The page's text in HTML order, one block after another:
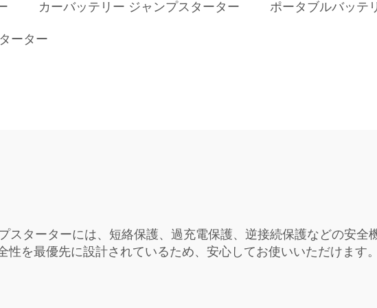
カーバッテリー ジャンプスターター ポータブルバッテ
ーター
スターターには、短絡保護、過充電保護、逆接続保護などの安全
を最優先に設計されているため、安心してお使いいただけます。